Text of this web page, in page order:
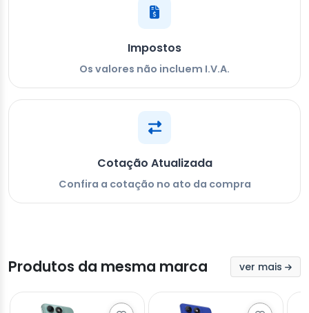
Impostos
Os valores não incluem I.V.A.
Cotação Atualizada
Confira a cotação no ato da compra
Produtos da mesma marca ver mais